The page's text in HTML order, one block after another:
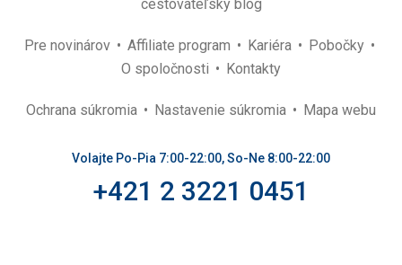
cestovateľský blog
Pre novinárov Affiliate program Kariéra
Pobočky
O spoločnosti
Kontakty
Ochrana súkromia Nastavenie súkromia Mapa webu
Volajte Po-Pia 7:00-22:00, So-Ne 8:00-22:00
+421 2 3221 0451